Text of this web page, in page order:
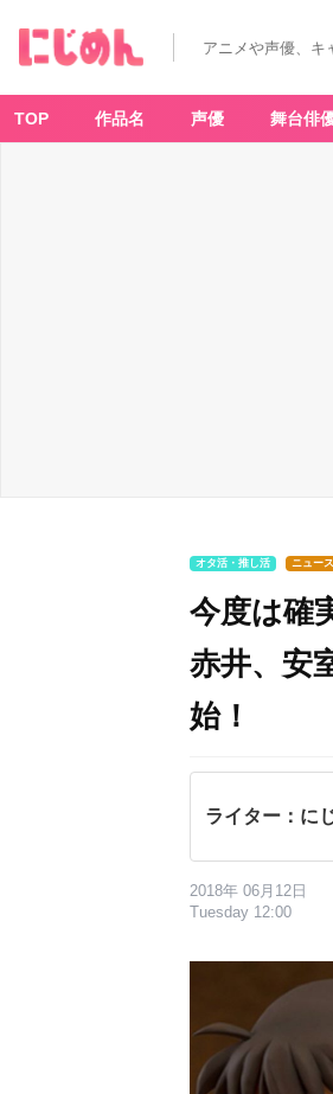
アニメや声優、キ
TOP 作品名 声優 舞台俳
オタ活・推し活 ニュース
今度は確
赤井、安
始！
ライター：に
2018年 06月12日
Tuesday 12:00